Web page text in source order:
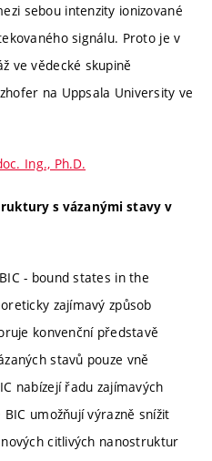
sebou intenzity ionizované
signálu. Proto je v
ve vědecké skupině
na Uppsala University ve
Ing., Ph.D.
s vázanými stavy v
- bound states in the
zajímavý způsob
konvenční představě
stavů pouze vně
nabízejí řadu zajímavých
umožňují výrazně snížit
citlivých nanostruktur